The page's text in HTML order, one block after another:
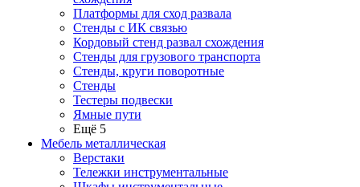
Платформы для сход развала
Стенды с ИК связью
Кордовый стенд развал схождения
Стенды для грузового транспорта
Стенды, круги поворотные
Стенды
Тестеры подвески
Ямные пути
Ещё 5
Мебель металлическая
Верстаки
Тележки инструментальные